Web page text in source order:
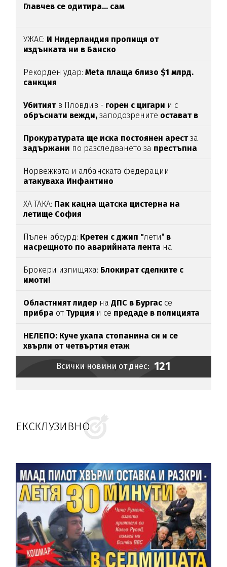
Главчев се одитира... сам
УЖАС: И Нидерландия пропищя от
издънката ни в Банско
Рекорден удар:Meta плаща близо $1 млрд.
санкция
Убитиятв Пловдив - горен с цигари и с
обръснати вежди, заподозрените остават в
Прокуратурата ще иска постоянен арестза
задържани по разследването за престъпна
Норвежката и албанската федерации
атакуваха Инфантино
ХА ТАКА: Пак кацна щатска цистерна на
летище София
Пълен абсурд: Кретен с джип "лети" в
насрещното по аварийната лента на
Брокери изпищяха: Блокират сделките с
имоти!
Областният лидер наДПС в Бургас се
прибра от Турция и се предаде в полицията
НЕЛЕПО: Куче ухапа стопанина си и се
хвърли от четвъртия етаж
Всички новини от днес: 121
ЕКСКЛУЗИВНО